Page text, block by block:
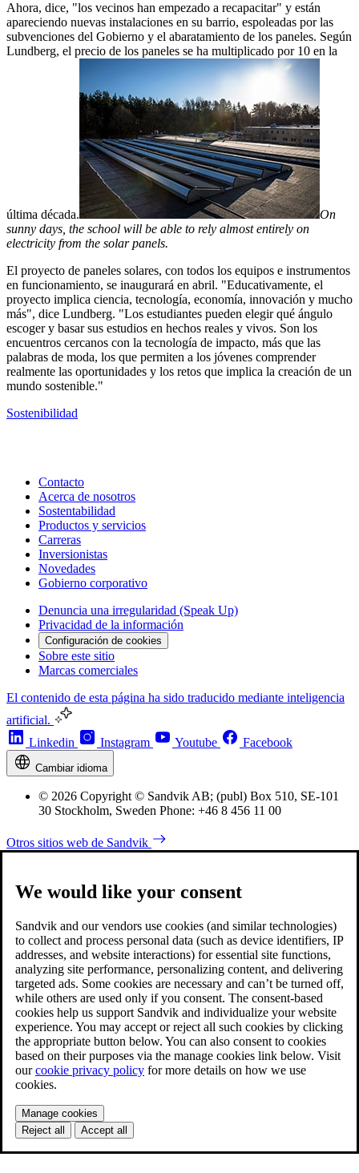
Ahora, dice, "los vecinos han empezado a recapacitar" y están
apareciendo nuevas instalaciones en su barrio, espoleadas por las
subvenciones del Gobierno y el abaratamiento de los paneles. Según
Lundberg, el precio de los paneles se ha multiplicado por 10 en la
última década.
On
sunny days, the school will be able to rely almost entirely on
electricity from the solar panels.
El proyecto de paneles solares, con todos los equipos e instrumentos
en funcionamiento, se inaugurará en abril. "Educativamente, el
proyecto implica ciencia, tecnología, economía, innovación y mucho
más", dice Lundberg. "Los estudiantes pueden elegir qué ángulo
escoger y basar sus estudios en hechos reales y vivos. Son los
encuentros cercanos con la tecnología de impacto, más que las
palabras de moda, los que permiten a los jóvenes comprender
realmente las oportunidades y los retos que implica la creación de un
mundo sostenible."
Sostenibilidad
Contacto
Acerca de nosotros
Sostentabilidad
Productos y servicios
Carreras
Inversionistas
Novedades
Gobierno corporativo
Denuncia una irregularidad (Speak Up)
Privacidad de la información
Configuración de cookies
Sobre este sitio
Marcas comerciales
El contenido de esta página ha sido traducido mediante inteligencia
artificial.
Linkedin
Instagram Youtube Facebook
Cambiar idioma
© 2026 Copyright © Sandvik AB; (publ) Box 510, SE-101
30 Stockholm, Sweden Phone: +46 8 456 11 00
Otros sitios web de Sandvik
We would like your consent
Sandvik and our vendors use cookies (and similar technologies)
to collect and process personal data (such as device identifiers, IP
addresses, and website interactions) for essential site functions,
analyzing site performance, personalizing content, and delivering
targeted ads. Some cookies are necessary and can’t be turned off,
while others are used only if you consent. The consent-based
cookies help us support Sandvik and individualize your website
experience. You may accept or reject all such cookies by clicking
the appropriate button below. You can also consent to cookies
based on their purposes via the manage cookies link below. Visit
ourcookie privacy policy for more details on how we use
cookies.
Manage cookies
Reject all
Accept all